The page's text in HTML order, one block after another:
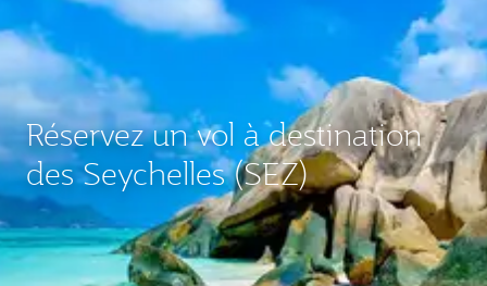
Réservez un vol à destination
des Seychelles (SEZ)